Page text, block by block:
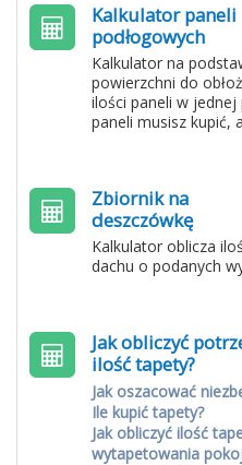
Kalkulator paneli
podłogowych
Kalkulator na
powierzchni do
ilości paneli w jednej
paneli musisz kupić,
Zbiornik na
deszczówkę
Kalkulator oblicza
dachu o podanych
Jak obliczyć
ilość tapety?
Jak oszacować
Ile kupić tapety?
Jak obliczyć ilość
wytapetowania